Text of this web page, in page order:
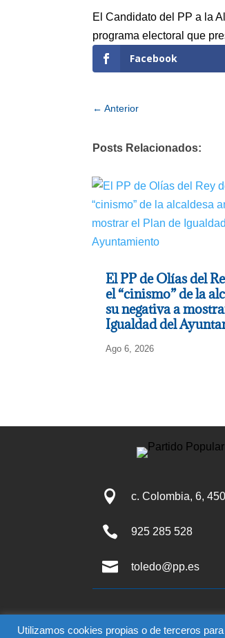
El Candidato del PP a la
programa electoral que
Facebook
←Anterior
Posts Relacionados:
El PP de Olías del
el “cinismo” de la
su negativa a
Igualdad del
Ago 6, 2026
 c. Colombia, 6,
 925 285 528
 toledo@pp.es
El uso
Utilizamos cookies propias o de terceros